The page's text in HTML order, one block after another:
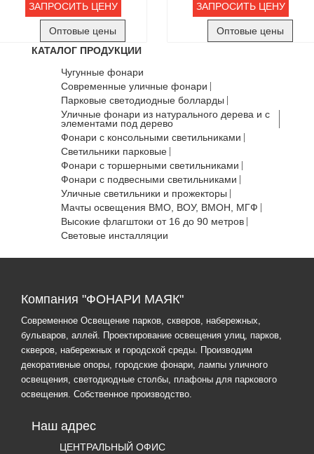
ЗАПРОСИТЬ ЦЕНУ
Оптовые цены
ЗАПРОСИТЬ ЦЕНУ
Оптовые цены
КАТАЛОГ ПРОДУКЦИИ
Чугунные фонари
Современные уличные фонари
Парковые светодиодные болларды
Уличные фонари из натурального дерева и с
элементами под дерево
Фонари с консольными светильниками
Светильники парковые
Фонари с торшерными светильниками
Фонари с подвесными светильниками
Уличные светильники и прожекторы
Мачты освещения ВМО, ВОУ, ВМОН, МГФ
Высокие флагштоки от 16 до 90 метров
Световые инсталляции
Компания "ФОНАРИ МАЯК"
Современное Освещение парков, скверов, набережных,
бульваров, аллей. Проектирование освещения улиц, парков,
скверов, набережных и городской среды. Производим
декоративные опоры, городские фонари, лампы уличного
освещения, светодиодные столбы, плафоны для паркового
освещения. Собственное производство.
Наш адрес
ЦЕНТРАЛЬНЫЙ ОФИС